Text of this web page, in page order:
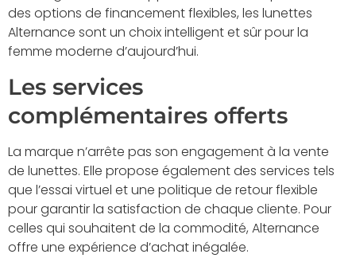
des options de financement flexibles, les lunettes
Alternance sont un choix intelligent et sûr pour la
femme moderne d’aujourd’hui.
Les services
complémentaires offerts
La marque n’arrête pas son engagement à la vente
de lunettes. Elle propose également des services tels
que l’essai virtuel et une politique de retour flexible
pour garantir la satisfaction de chaque cliente. Pour
celles qui souhaitent de la commodité, Alternance
offre une expérience d’achat inégalée.